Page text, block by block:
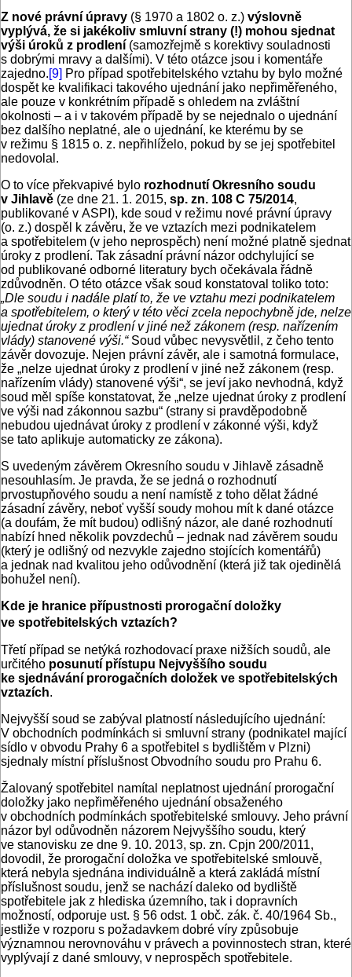
Z nové právní úpravy (§ 1970 a 1802 o. z.) výslovně
vyplývá, že si jakékoliv smluvní strany (!) mohou sjednat
výši úroků z prodlení (samozřejmě s korektivy souladnosti
s dobrými mravy a dalšími). V této otázce jsou i komentáře
zajedno.[9] Pro případ spotřebitelského vztahu by bylo možné
dospět ke kvalifikaci takového ujednání jako nepřiměřeného,
ale pouze v konkrétním případě s ohledem na zvláštní
okolnosti – a i v takovém případě by se nejednalo o ujednání
bez dalšího neplatné, ale o ujednání, ke kterému by se
v režimu § 1815 o. z. nepřihlíželo, pokud by se jej spotřebitel
nedovolal.
O to více překvapivé bylo rozhodnutí Okresního soudu
v Jihlavě (ze dne 21. 1. 2015, sp. zn. 108 C 75/2014,
publikované v ASPI), kde soud v režimu nové právní úpravy
(o. z.) dospěl k závěru, že ve vztazích mezi podnikatelem
a spotřebitelem (v jeho neprospěch) není možné platně sjednat
úroky z prodlení. Tak zásadní právní názor odchylující se
od publikované odborné literatury bych očekávala řádně
zdůvodněn. O této otázce však soud konstatoval toliko toto:
„Dle soudu i nadále platí to, že ve vztahu mezi podnikatelem
a spotřebitelem, o který v této věci zcela nepochybně jde, nelze
ujednat úroky z prodlení v jiné než zákonem (resp. nařízením
vlády) stanovené výši.“Soud vůbec nevysvětlil, z čeho tento
závěr dovozuje. Nejen právní závěr, ale i samotná formulace,
že „nelze ujednat úroky z prodlení v jiné než zákonem (resp.
nařízením vlády) stanovené výši“, se jeví jako nevhodná, když
soud měl spíše konstatovat, že „nelze ujednat úroky z prodlení
ve výši nad zákonnou sazbu“ (strany si pravděpodobně
nebudou ujednávat úroky z prodlení v zákonné výši, když
se tato aplikuje automaticky ze zákona).
S uvedeným závěrem Okresního soudu v Jihlavě zásadně
nesouhlasím. Je pravda, že se jedná o rozhodnutí
prvostupňového soudu a není namístě z toho dělat žádné
zásadní závěry, neboť vyšší soudy mohou mít k dané otázce
(a doufám, že mít budou) odlišný názor, ale dané rozhodnutí
nabízí hned několik povzdechů – jednak nad závěrem soudu
(který je odlišný od nezvykle zajedno stojících komentářů)
a jednak nad kvalitou jeho odůvodnění (která již tak ojedinělá
bohužel není).
Kde je hranice přípustnosti prorogační doložky
ve spotřebitelských vztazích?
Třetí případ se netýká rozhodovací praxe nižších soudů, ale
určitého posunutí přístupu Nejvyššího soudu
ke sjednávání prorogačních doložek ve spotřebitelských
vztazích.
Nejvyšší soud se zabýval platností následujícího ujednání:
V obchodních podmínkách si smluvní strany (podnikatel mající
sídlo v obvodu Prahy 6 a spotřebitel s bydlištěm v Plzni)
sjednaly místní příslušnost Obvodního soudu pro Prahu 6.
Žalovaný spotřebitel namítal neplatnost ujednání prorogační
doložky jako nepřiměřeného ujednání obsaženého
v obchodních podmínkách spotřebitelské smlouvy. Jeho právní
názor byl odůvodněn názorem Nejvyššího soudu, který
ve stanovisku ze dne 9. 10. 2013, sp. zn. Cpjn 200/2011,
dovodil, že prorogační doložka ve spotřebitelské smlouvě,
která nebyla sjednána individuálně a která zakládá místní
příslušnost soudu, jenž se nachází daleko od bydliště
spotřebitele jak z hlediska územního, tak i dopravních
možností, odporuje ust. § 56 odst. 1 obč. zák. č. 40/1964 Sb.,
jestliže v rozporu s požadavkem dobré víry způsobuje
významnou nerovnováhu v právech a povinnostech stran, které
vyplývají z dané smlouvy, v neprospěch spotřebitele.